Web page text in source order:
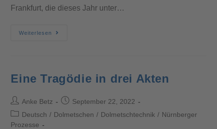
Frankfurt, die dieses Jahr unter…
Weiterlesen
Eine Tragödie in drei Akten
Anke Betz
September 22, 2022
Deutsch / Dolmetschen / Dolmetschtechnik / Nürnberger
Prozesse